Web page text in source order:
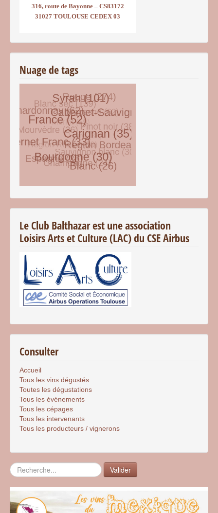
316, route de Bayonne – CS83172
31027 TOULOUSE CEDEX 03
Nuage de tags
Le Club Balthazar est une association
Loisirs Arts et Culture (LAC) du CSE Airbus
Consulter
Accueil
Tous les vins dégustés
Toutes les dégustations
Tous les événements
Tous les cépages
Tous les intervenants
Tous les producteurs / vignerons
Rechercher Valider